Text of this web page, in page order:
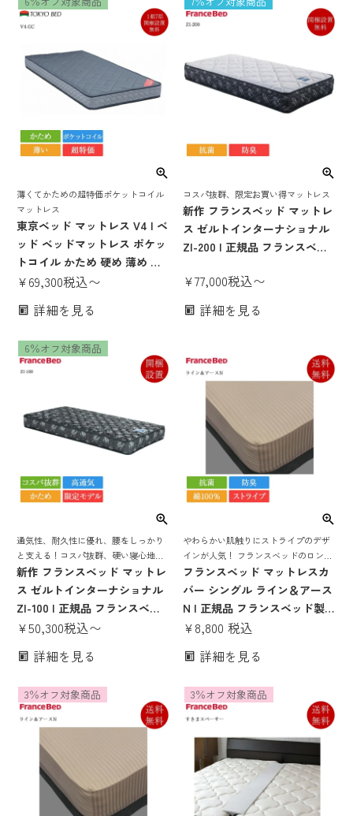
ットン クイーンサイズ
薄くてかための超特価ポケットコイル
マットレス
東京ベッド マットレス V4 | ベ
ッド ベッドマットレス ポケッ
トコイル かため 硬め 薄め 薄
い 厚さ16cm V-4 シングル セ
クイーン
¥69,300税込〜
詳細を見る
コスパ抜群、限定お買い得マットレス
新作 フランスベッド マットレ
ス ゼルトインターナショナル
ZI-200 | 正規品 フランスベッ
ルベッド ベッドマットレス 腰
痛 高密度連続スプリング
¥77,000税込〜
詳細を見る
6％オフ対象商品
通気性、耐久性に優れ、腰をしっかり
と支える！コスパ抜群、硬い寝心地の
限定超特価マットレス
新作 フランスベッド マットレ
ス ゼルトインターナショナル
ZI-100 | 正規品 フランスベッ
ド製 ベッド ベッドマットレス
20cm シングル セミダブル ダ
¥50,300税込〜
詳細を見る
やわらかい肌触りにストライプのデザ
インが人気！ フランスベッドのロング
セラー マットレスカバー
フランスベッド マットレスカ
バー シングル ライン＆アース
N | 正規品 フランスベッド製
ボックスシーツ シーツカバー
抗菌防臭 ストライプ おしゃれ
ットン シングルサイズ
¥8,800 税込
詳細を見る
3％オフ対象商品 3％オフ対象商品